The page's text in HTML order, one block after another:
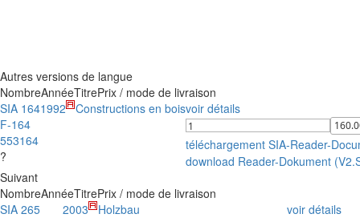
Autres versions de langue
NombreAnnéeTitrePrix / mode de livraison
SIA 164
F-164
553164
?
1992 Constructions en boisvoir détails
téléchargement SIA-Reader-
download Reader-Dokument
Suivant
NombreAnnéeTitrePrix / mode de livraison
SIA 265
2003 Holzbau voir détails